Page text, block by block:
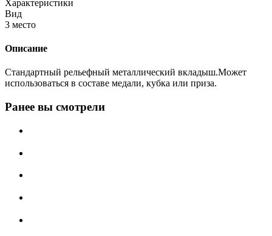
Характеристики
Вид
3 место
Описание
Стандартный рельефный металлический вкладыш.Может
использоваться в составе медали, кубка или приза.
Ранее вы смотрели